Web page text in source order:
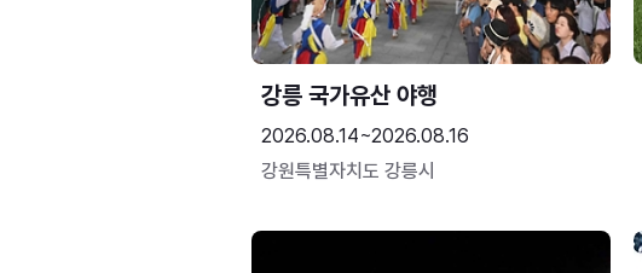
강릉 국가유산 야행
2026.08.14~2026.08.16
강원특별자치도 강릉시